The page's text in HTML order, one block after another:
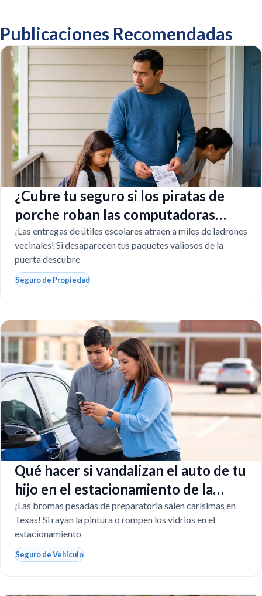
Publicaciones Recomendadas
¿Cubre tu seguro si los piratas de
porche roban las computadoras
escolares?
¡Las entregas de útiles escolares atraen a miles de ladrones
vecinales! Si desaparecen tus paquetes valiosos de la
puerta descubre
Seguro de Propiedad
Qué hacer si vandalizan el auto de tu
hijo en el estacionamiento de la
escuela
¡Las bromas pesadas de preparatoria salen carísimas en
Texas! Si rayan la pintura o rompen los vidrios en el
estacionamiento
Seguro de Vehículo